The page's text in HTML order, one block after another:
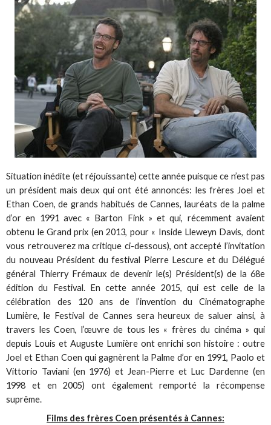
Situation inédite (et réjouissante) cette année puisque ce n’est pas
un président mais deux qui ont été annoncés: les frères Joel et
Ethan Coen, de grands habitués de Cannes, lauréats de la palme
d’or en 1991 avec « Barton Fink » et qui, récemment avaient
obtenu le Grand prix (en 2013, pour « Inside Lleweyn Davis, dont
vous retrouverez ma critique ci-dessous), ont accepté l’invitation
du nouveau Président du festival Pierre Lescure et du Délégué
général Thierry Frémaux de devenir le(s) Président(s) de la 68e
édition du Festival. En cette année 2015, qui est celle de la
célébration des 120 ans de l’invention du Cinématographe
Lumière, le Festival de Cannes sera heureux de saluer ainsi, à
travers les Coen, l’œuvre de tous les « frères du cinéma » qui
depuis Louis et Auguste Lumière ont enrichi son histoire : outre
Joel et Ethan Coen qui gagnèrent la Palme d’or en 1991, Paolo et
Vittorio Taviani (en 1976) et Jean-Pierre et Luc Dardenne (en
1998 et en 2005) ont également remporté la récompense
suprême.
Films des frères Coen présentés à Cannes: